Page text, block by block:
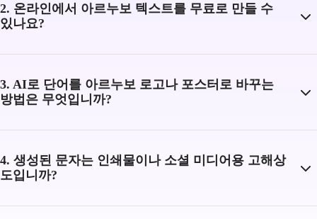
2. 온라인에서 아르누보 텍스트를 무료로 만들 수
있나요?
3. AI로 단어를 아르누보 로고나 포스터로 바꾸는
방법은 무엇입니까?
4. 생성된 문자는 인쇄물이나 소셜 미디어용 고해상
도입니까?